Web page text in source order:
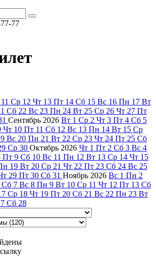
77
11 Ср 12 Чт 13 Пт 14 Сб 15 Вс 16 Пн 17 Вт
Сб 22 Вс 23 Пн 24 Вт 25 Ср 26 Чт 27 Пт
Сентябрь 2026 Вт 1 Ср 2 Чт 3 Пт 4 Сб 5
Чт 10 Пт 11 Сб 12 Вс 13 Пн 14 Вт 15 Ср
Вс 20 Пн 21 Вт 22 Ср 23 Чт 24 Пт 25 Сб
Ср 30 Октябрь 2026 Чт 1 Пт 2 Сб 3 Вс 4
Пт 9 Сб 10 Вс 11 Пн 12 Вт 13 Ср 14 Чт 15
19 Вт 20 Ср 21 Чт 22 Пт 23 Сб 24 Вс 25
29 Пт 30 Сб 31 Ноябрь 2026 Вс 1 Пн 2
Сб 7 Вс 8 Пн 9 Вт 10 Ср 11 Чт 12 Пт 13 Сб
Ср 18 Чт 19 Пт 20 Сб 21 Вс 22 Пн 23 Вт
Сб 28